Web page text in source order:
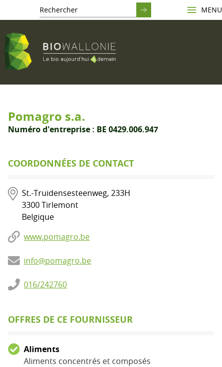
MENU
Pomagro s.a.
Numéro d'entreprise : BE 0429.006.947
COORDONNÉES DE CONTACT
St.-Truidensesteenweg, 233H
3300Tirlemont
Belgique
www.pomagro.be
info@pomagro.be
016/242760
OFFRES DE CE FOURNISSEUR
Aliments
Aliments concentrés et composés